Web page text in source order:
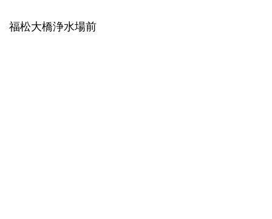
福松大橋浄水場前